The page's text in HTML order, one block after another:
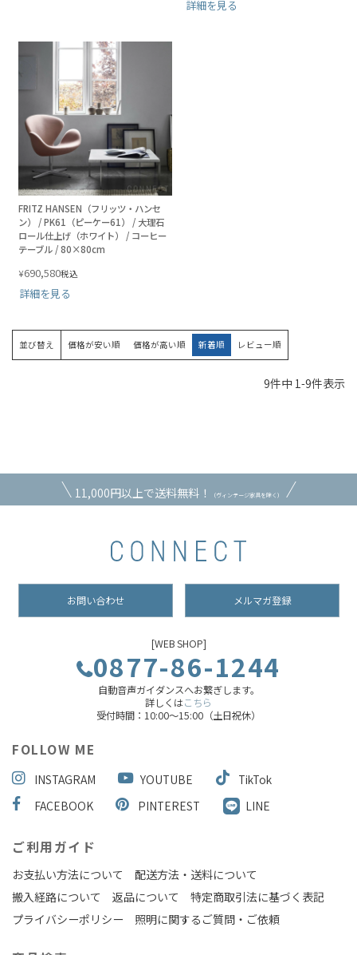
詳細を見る
FRITZ HANSEN（フリッツ・ハンセ
ン） / PK61（ピーケー61） / 大理石
ロール仕上げ（ホワイト） / コーヒー
テーブル / 80×80cm
¥690,580税込
詳細を見る
並び替え 価格が安い順 価格が高い順 新着順 レビュー順
9件中 1-9件表示
11,000円以上で送料無料！ （ヴィンテージ家具を除く）
お問い合わせ メルマガ登録
[WEB SHOP]
0877-86-1244
自動音声ガイダンスへお繋ぎします。
詳しくはこちら
受付時間：10:00～15:00（土日祝休）
FOLLOW ME
INSTAGRAM YOUTUBE
TikTok
FACEBOOK
PINTEREST LINE
ご利用ガイド
お支払い方法について
配送方法・送料について
搬入経路について
返品について
特定商取引法に基づく表記
プライバシーポリシー
照明に関するご質問・ご依頼